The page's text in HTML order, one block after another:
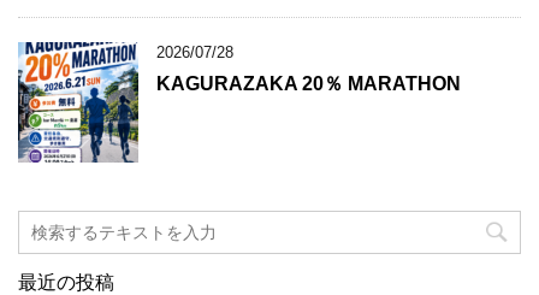
2026/07/28
KAGURAZAKA 20％ MARATHON
最近の投稿